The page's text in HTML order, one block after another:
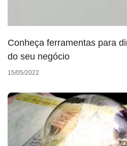
Conheça ferramentas para
do seu negócio
15/05/2022